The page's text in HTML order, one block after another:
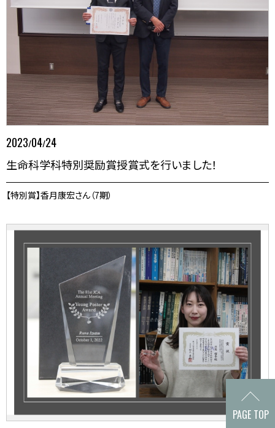
2023/04/24
生命科学科特別奨励賞授賞式を行いました！
【特別賞】香月康宏さん（7期）